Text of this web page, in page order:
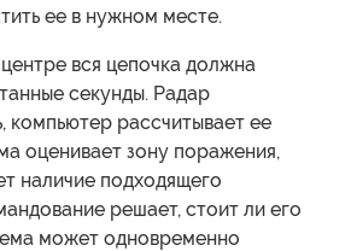
ее в нужном месте.
вся цепочка должна
секунды. Радар
компьютер рассчитывает ее
оценивает зону поражения,
наличие подходящего
решает, стоит ли его
может одновременно